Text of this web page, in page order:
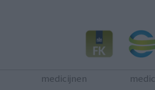
medicijnen